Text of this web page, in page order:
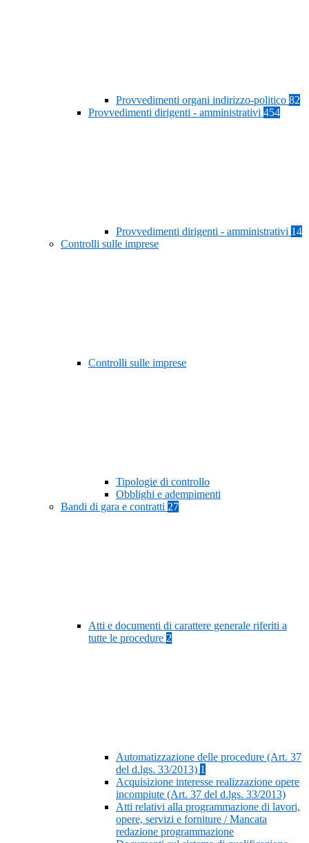
Provvedimenti organi indirizzo-politico 82
Provvedimenti dirigenti - amministrativi 454
Provvedimenti dirigenti - amministrativi 14
Controlli sulle imprese
Controlli sulle imprese
Tipologie di controllo
Obblighi e adempimenti
Bandi di gara e contratti 27
Atti e documenti di carattere generale riferiti a
tutte le procedure 2
Automatizzazione delle procedure (Art. 37
del d.lgs. 33/2013) 1
Acquisizione interesse realizzazione opere
incompiute (Art. 37 del d.lgs. 33/2013)
Atti relativi alla programmazione di lavori,
opere, servizi e forniture / Mancata
redazione programmazione